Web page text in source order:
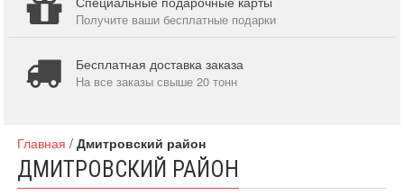
Получите ваши бесплатные подарки
Бесплатная доставка заказа
На все заказы свыше 20 тонн
Главная /Дмитровский район
ДМИТРОВСКИЙ РАЙОН